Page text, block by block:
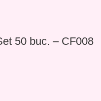
50 buc. – CF008